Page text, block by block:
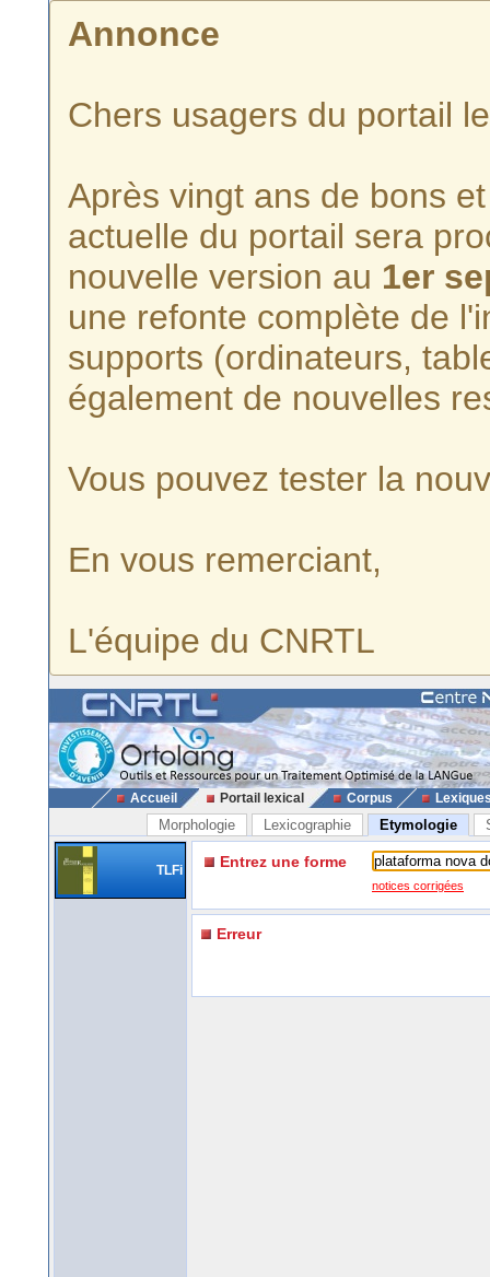
Annonce
Chers usagers du portail
Après vingt ans de bons
actuelle du portail sera
nouvelle version au 1er
une refonte complète de
supports (ordinateurs,
également de nouvelles
Vous pouvez tester la
En vous remerciant,
L'équipe du CNRTL
Accueil Portail lexical Corpus
Morphologie Lexicographie Etymologie
TLFi Entrez une forme
notices corrigées
Erreur